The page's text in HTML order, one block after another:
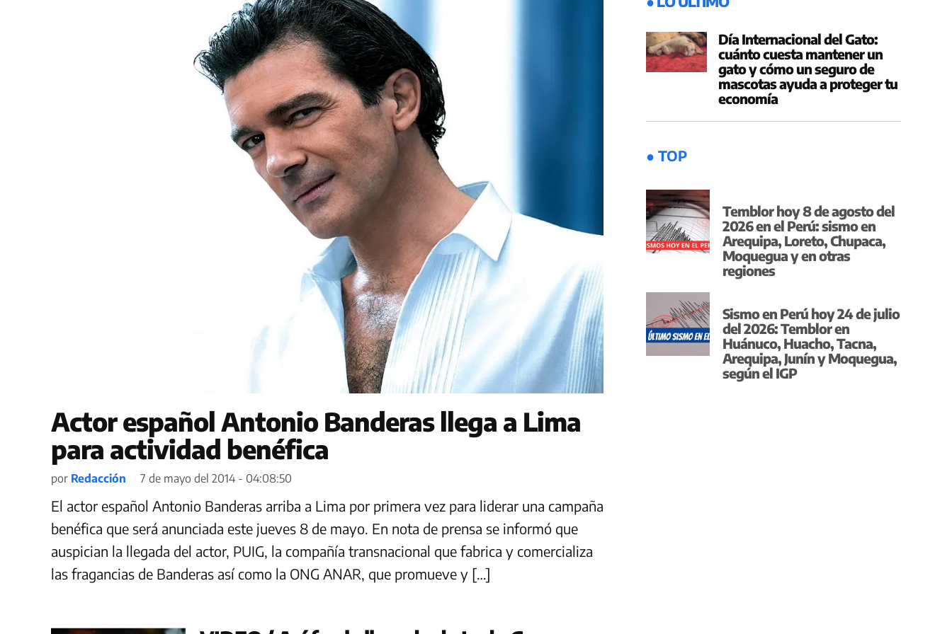
Actor español Antonio Banderas llega a Lima
para actividad benéfica
por Redacción 7 de mayo del 2014 - 04:08:50
El actor español Antonio Banderas arriba a Lima por primera vez para liderar una campaña
benéfica que será anunciada este jueves 8 de mayo. En nota de prensa se informó que
auspician la llegada del actor, PUIG, la compañía transnacional que fabrica y comercializa
las fragancias de Banderas así como la ONG ANAR, que promueve y […]
Día Internacional del Gato:
cuánto cuesta mantener un
gato y cómo un seguro de
mascotas ayuda a proteger tu
economía
● TOP
Temblor hoy 8 de agosto del
2026 en el Perú: sismo en
Arequipa, Loreto, Chupaca,
Moquegua y en otras
regiones
Sismo en Perú hoy 24 de julio
del 2026: Temblor en
Huánuco, Huacho, Tacna,
Arequipa, Junín y Moquegua,
según el IGP